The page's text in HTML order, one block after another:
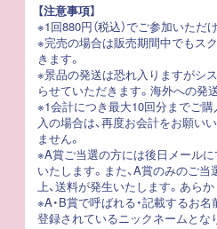
【注意事項】
※1回880円（税込）でご参加いただ
※完売の場合は販売期間中でもス
きます。
※景品の発送は恐れ入りますがシ
らせていただきます。海外への発
※1会計につき最大10回分までご
入の場合は、再度お会計をお願い
ません。
※A賞ご当選の方には後日メール
いたします。また、A賞のみのご
上、送料が発生いたします。あら
※A・B賞で呼ばれる・記載するお
登録されているニックネームとな